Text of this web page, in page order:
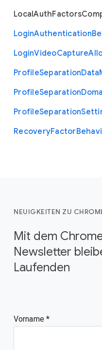
LocalAuthFactors
LoginAuthentication
LoginVideoCapture
ProfileSeparationData
ProfileSeparation
ProfileSeparation
RecoveryFactor
NEUIGKEITEN ZU
Mit dem
Newsletter
Laufenden
Vorname